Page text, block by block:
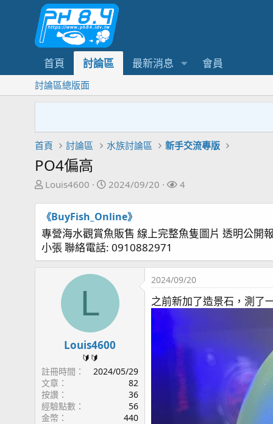
首頁 討論區 最新消息 會員
討論區總版面
首頁 討論區 水族討論區 新手交流專版
PO4偏高
主
發
起
人
Louis4600
開
期
2024/09/20
關
4
《BuyFish_Online》
專營海水觀賞魚販售 線上完整魚隻圖片 透明公開
小張 聯絡電話: 0910882971
L
Louis4600
🔰🔰
註冊時間
2024/05/29
文章
82
按讚
36
經驗點數
56
金幣
440
2024/09/20
之前新加了造景石，測了